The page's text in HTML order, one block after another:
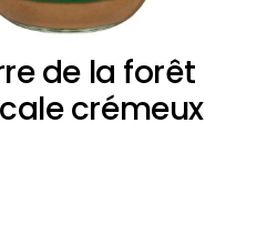
de la forêt
crémeux